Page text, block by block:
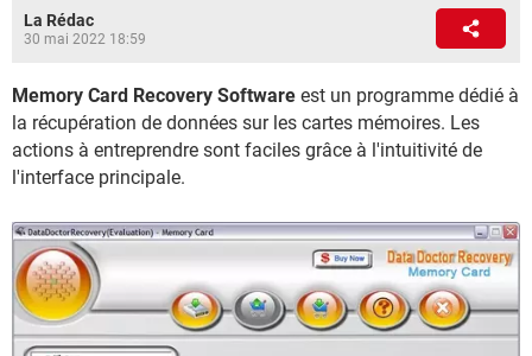
La Rédac
30 mai 2022 18:59
Memory Card Recovery Software est un programme dédié à
la récupération de données sur les cartes mémoires. Les
actions à entreprendre sont faciles grâce à l'intuitivité de
l'interface principale.